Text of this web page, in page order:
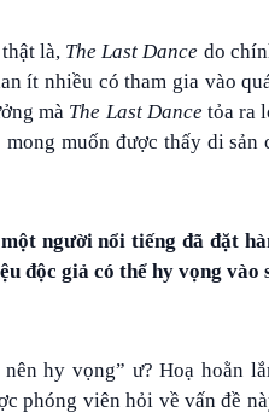
là, The Last Dance do
ít nhiều có tham gia vào
mà The Last Dancetỏa ra
muốn được thấy di
người nổi tiếng đã đặt
độc giả có thể hy vọng vào
hy vọng” ư? Hoạ hoằn
phóng viên hỏi về vấn đề